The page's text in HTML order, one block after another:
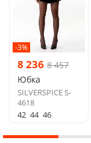
-3%
8 236 8 457
Юбка
SILVERSPICE S-
4618
42 44 46